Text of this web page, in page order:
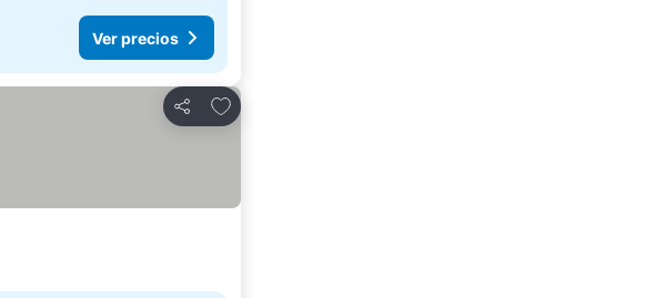
Ver precios
Compartir
Agregar a favoritos